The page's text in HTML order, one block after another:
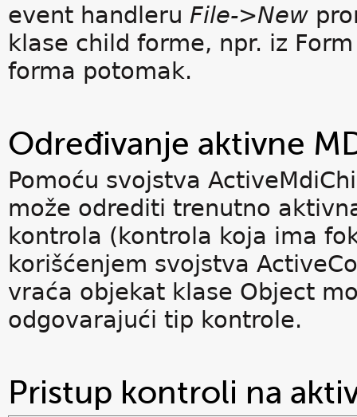
event handleru File->New
klase child forme, npr. iz
forma potomak.
Određivanje aktivne
Pomoću svojstva
može odrediti trenutno
kontrola (kontrola koja ima
korišćenjem svojstva
vraća objekat klase Object
odgovarajući tip kontrole.
Pristup kontroli na